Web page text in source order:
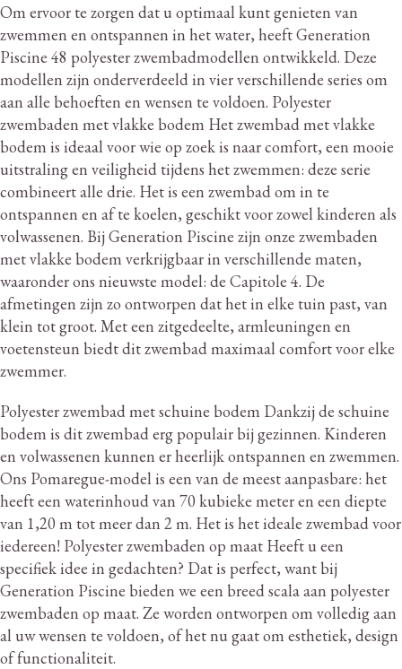
Om ervoor te zorgen dat u optimaal kunt genieten van
zwemmen en ontspannen in het water, heeft Generation
Piscine 48 polyester zwembadmodellen ontwikkeld. Deze
modellen zijn onderverdeeld in vier verschillende series om
aan alle behoeften en wensen te voldoen. Polyester
zwembaden met vlakke bodem Het zwembad met vlakke
bodem is ideaal voor wie op zoek is naar comfort, een mooie
uitstraling en veiligheid tijdens het zwemmen: deze serie
combineert alle drie. Het is een zwembad om in te
ontspannen en af ​​te koelen, geschikt voor zowel kinderen als
volwassenen. Bij Generation Piscine zijn onze zwembaden
met vlakke bodem verkrijgbaar in verschillende maten,
waaronder ons nieuwste model: de Capitole 4. De
afmetingen zijn zo ontworpen dat het in elke tuin past, van
klein tot groot. Met een zitgedeelte, armleuningen en
voetensteun biedt dit zwembad maximaal comfort voor elke
zwemmer.
Polyester zwembad met schuine bodem Dankzij de schuine
bodem is dit zwembad erg populair bij gezinnen. Kinderen
en volwassenen kunnen er heerlijk ontspannen en zwemmen.
Ons Pomaregue-model is een van de meest aanpasbare: het
heeft een waterinhoud van 70 kubieke meter en een diepte
van 1,20 m tot meer dan 2 m. Het is het ideale zwembad voor
iedereen! Polyester zwembaden op maat Heeft u een
specifiek idee in gedachten? Dat is perfect, want bij
Generation Piscine bieden we een breed scala aan polyester
zwembaden op maat. Ze worden ontworpen om volledig aan
al uw wensen te voldoen, of het nu gaat om esthetiek, design
of functionaliteit.